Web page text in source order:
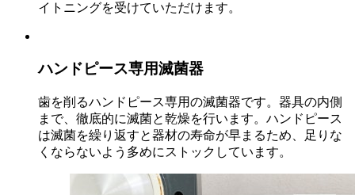
イトニングを受けていただけます。
ハンドピース専用滅菌器
歯を削るハンドピース専用の滅菌器です。器具の内側
まで、徹底的に滅菌と乾燥を行います。ハンドピース
は滅菌を繰り返すと器材の寿命が早まるため、足りな
くならないよう多めにストックしています。